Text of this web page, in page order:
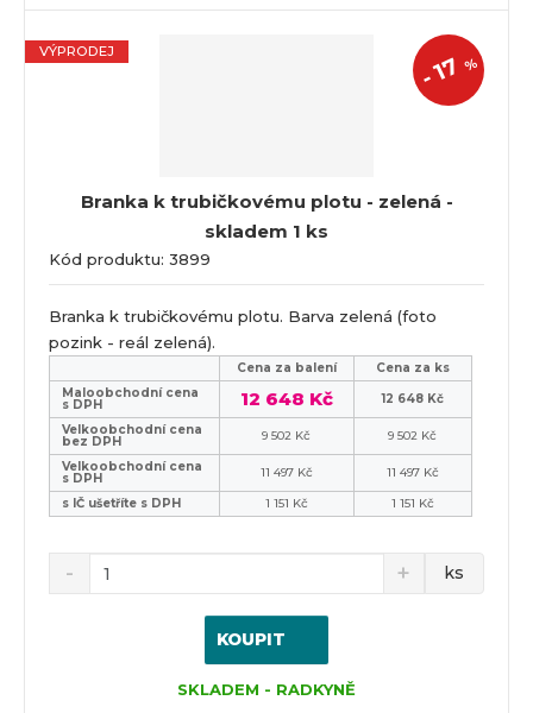
Branka k trubičkovému plotu - zelená -
skladem 1 ks
Kód produktu: 3899
-17%
VÝPRODEJ
Branka k trubičkovému plotu. Barva zelená (foto
pozink - reál zelená).
Cena za balení
Cena za ks
Maloobchodní cena
s DPH 12 648 Kč
12 648 Kč
Velkoobchodní cena
bez DPH 9 502 Kč
9 502 Kč
Velkoobchodní cena
s DPH 11 497 Kč
11 497 Kč
s IČ ušetříte s DPH
1 151 Kč 1 151 Kč
ks
KOUPIT
SKLADEM - RADKYNĚ